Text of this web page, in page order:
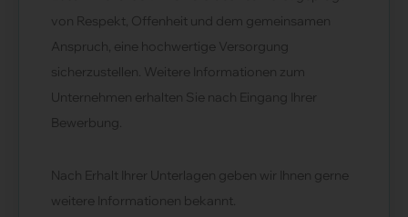
von Respekt, Offenheit und dem gemeinsamen
Anspruch, eine hochwertige Versorgung
sicherzustellen. Weitere Informationen zum
Unternehmen erhalten Sie nach Eingang Ihrer
Bewerbung.
Nach Erhalt Ihrer Unterlagen geben wir Ihnen gerne
weitere Informationen bekannt.